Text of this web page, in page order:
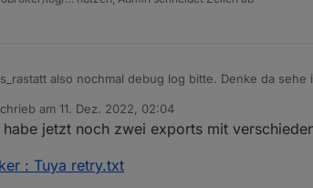
also nochmal debug log bitte. Denke da
am 11. Dez. 2022, 02:04
editiert von
jetzt noch zwei exports mit
: Tuya retry.txt